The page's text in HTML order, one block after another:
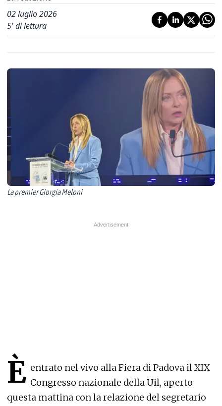
02 luglio 2026
5' di lettura
La premier Giorgia Meloni
È entrato nel vivo alla Fiera di Padova il XIX
Congresso nazionale della Uil, aperto
questa mattina con la relazione del segretario